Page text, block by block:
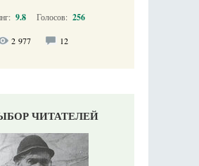
9.8 Голосов: 256
2 977 12
ЧИТАТЕЛЕЙ